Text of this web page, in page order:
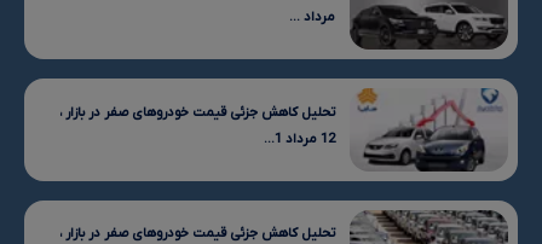
مرداد ...
تحلیل کاهش جزئی قیمت خودروهای صفر در بازار ،
12 مرداد 1...
تحلیل کاهش جزئی قیمت خودروهای صفر در بازار ،